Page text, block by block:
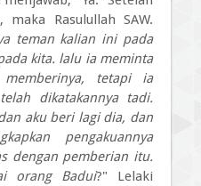
Rasulullah SAW.
teman kalian ini pada
kita. lalu ia meminta
tetapi ia
dikatakannya tadi.
aku beri lagi dia, dan
pengakuannya
dengan pemberian itu.
orang Badui?" Lelaki